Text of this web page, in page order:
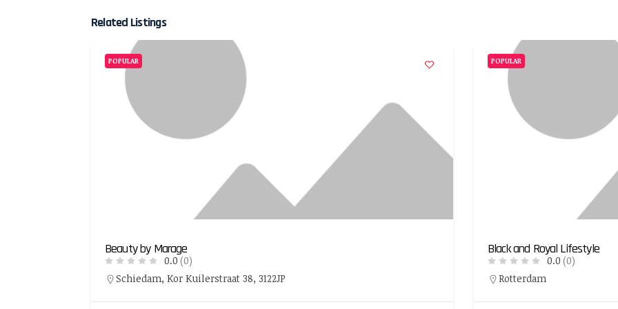
Related Listings
POPULAR
Beauty by Marage
0.0
(0)
Schiedam, Kor Kuilerstraat 38, 3122JP
POPULAR
Black and Royal Lifestyle
0.0
(0)
Rotterdam